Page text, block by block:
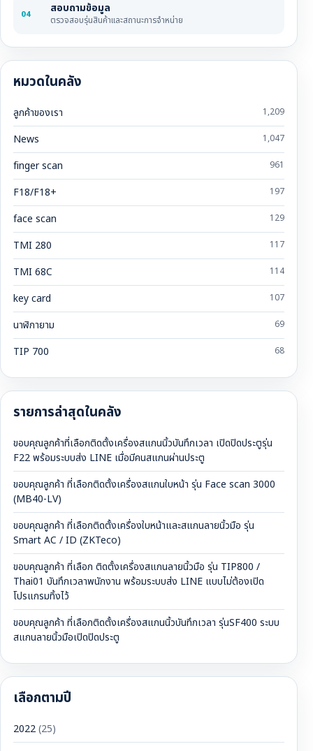
04 สอบถามข้อมูล
ตรวจสอบรุ่นสินค้าและสถานะการจำหน่าย
หมวดในคลัง
ลูกค้าของเรา 1,209
News 1,047
finger scan 961
F18/F18+ 197
face scan 129
TMI 280 117
TMI 68C 114
key card 107
นาฬิกายาม 69
TIP 700 68
รายการล่าสุดในคลัง
ขอบคุณลูกค้าที่เลือกติดตั้งเครื่องสแกนนิ้วบันทึกเวลา เปิดปิดประตูรุ่น
F22 พร้อมระบบส่ง LINE เมื่อมีคนสแกนผ่านประตู
ขอบคุณลูกค้า ที่เลือกติดตั้งเครื่องสแกนใบหน้า รุ่น Face scan 3000
(MB40-LV)
ขอบคุณลูกค้า ที่เลือกติดตั้งเครื่องใบหน้าและสแกนลายนิ้วมือ รุ่น
Smart AC / ID (ZKTeco)
ขอบคุณลูกค้า ที่เลือก ติดตั้งเครื่องสแกนลายนิ้วมือ รุ่น TIP800 /
Thai01 บันทึกเวลาพนักงาน พร้อมระบบส่ง LINE แบบไม่ต้องเปิด
โปรแกรมทิ้งไว้
ขอบคุณลูกค้า ที่เลือกติดตั้งเครื่องสแกนนิ้วบันทึกเวลา รุ่นSF400 ระบบ
สแกนลายนิ้วมือเปิดปิดประตู
เลือกตามปี
2022(25)